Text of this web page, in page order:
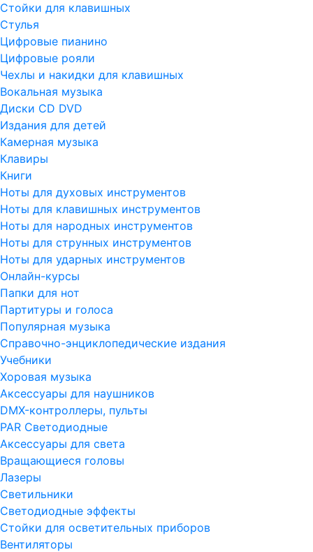
Стойки для клавишных
Стулья
Цифровые пианино
Цифровые рояли
Чехлы и накидки для клавишных
Вокальная музыка
Диски CD DVD
Издания для детей
Камерная музыка
Клавиры
Книги
Ноты для духовых инструментов
Ноты для клавишных инструментов
Ноты для народных инструментов
Ноты для струнных инструментов
Ноты для ударных инструментов
Онлайн-курсы
Папки для нот
Партитуры и голоса
Популярная музыка
Справочно-энциклопедические издания
Учебники
Хоровая музыка
Аксессуары для наушников
DMX-контроллеры, пульты
PAR Светодиодные
Аксессуары для света
Вращающиеся головы
Лазеры
Светильники
Светодиодные эффекты
Стойки для осветительных приборов
Вентиляторы